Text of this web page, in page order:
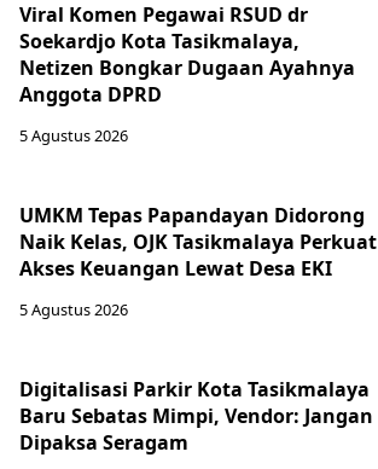
Viral Komen Pegawai RSUD dr
Soekardjo Kota Tasikmalaya,
Netizen Bongkar Dugaan Ayahnya
Anggota DPRD
5 Agustus 2026
UMKM Tepas Papandayan Didorong
Naik Kelas, OJK Tasikmalaya Perkuat
Akses Keuangan Lewat Desa EKI
5 Agustus 2026
Digitalisasi Parkir Kota Tasikmalaya
Baru Sebatas Mimpi, Vendor: Jangan
Dipaksa Seragam